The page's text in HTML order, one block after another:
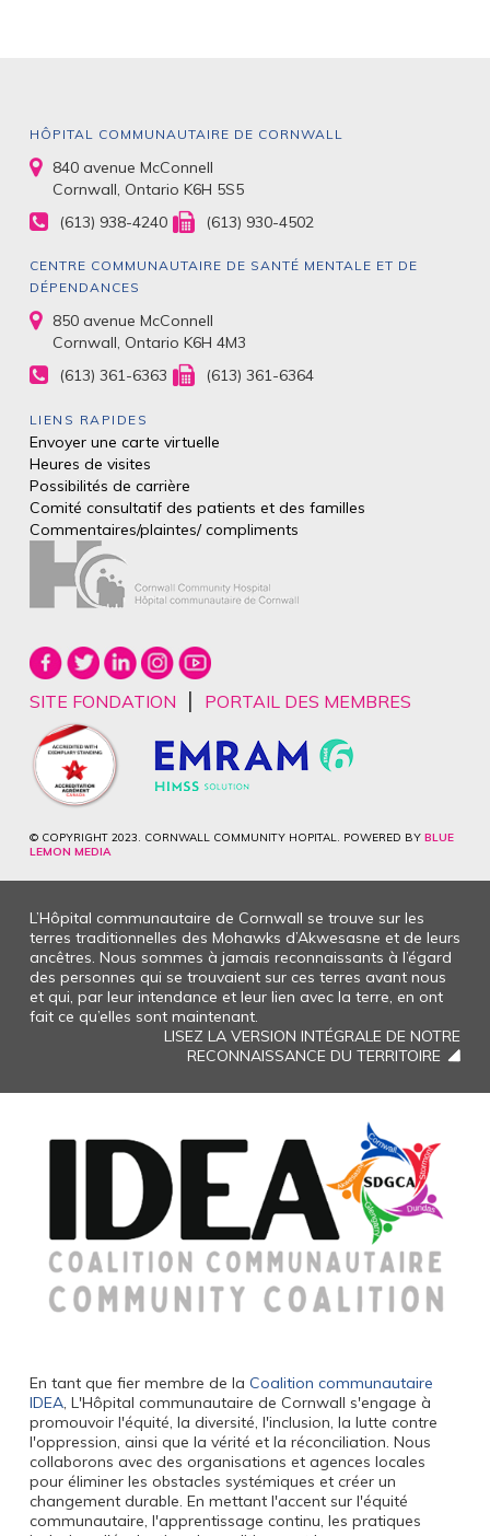
HÔPITAL COMMUNAUTAIRE DE CORNWALL
840 avenue McConnell
Cornwall, Ontario K6H 5S5
(613) 938-4240
(613) 930-4502
CENTRE COMMUNAUTAIRE DE SANTÉ MENTALE ET DE
DÉPENDANCES
850 avenue McConnell
Cornwall, Ontario K6H 4M3
(613) 361-6363
(613) 361-6364
LIENS RAPIDES
Envoyer une carte virtuelle
Heures de visites
Possibilités de carrière
Comité consultatif des patients et des familles
Commentaires/plaintes/compliments
SITE FONDATION | PORTAIL DES MEMBRES
© COPYRIGHT 2023. CORNWALL COMMUNITY HOPITAL. POWERED BY BLUE
LEMON MEDIA
L’Hôpital communautaire de Cornwall se trouve sur les
terres traditionnelles des Mohawks d’Akwesasne et de leurs
ancêtres. Nous sommes à jamais reconnaissants à l’égard
des personnes qui se trouvaient sur ces terres avant nous
et qui, par leur intendance et leur lien avec la terre, en ont
fait ce qu’elles sont maintenant.
LISEZ LA VERSION INTÉGRALE DE NOTRE
RECONNAISSANCE DU TERRITOIRE
En tant que fier membre de la Coalition communautaire
IDEA, L'Hôpital communautaire de Cornwall s'engage à
promouvoir l'équité, la diversité, l'inclusion, la lutte contre
l'oppression, ainsi que la vérité et la réconciliation. Nous
collaborons avec des organisations et agences locales
pour éliminer les obstacles systémiques et créer un
changement durable. En mettant l'accent sur l'équité
communautaire, l'apprentissage continu, les pratiques